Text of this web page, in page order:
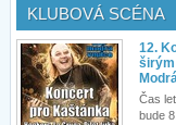
KLUBOVÁ SCÉNA
12.
širým
Čas
bude